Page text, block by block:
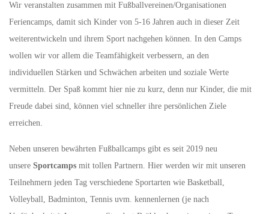
Wir veranstalten zusammen mit Fußballvereinen/Organisationen
Feriencamps, damit sich Kinder von 5-16 Jahren auch in dieser Zeit
weiterentwickeln und ihrem Sport nachgehen können. In den Camps
wollen wir vor allem die Teamfähigkeit verbessern, an den
individuellen Stärken und Schwächen arbeiten und soziale Werte
vermitteln. Der Spaß kommt hier nie zu kurz, denn nur Kinder, die mit
Freude dabei sind, können viel schneller ihre persönlichen Ziele
erreichen.
Neben unseren bewährten Fußballcamps gibt es seit 2019 neu
unsere Sportcamps mit tollen Partnern. Hier werden wir mit unseren
Teilnehmern jeden Tag verschiedene Sportarten wie Basketball,
Volleyball, Badminton, Tennis uvm. kennenlernen (je nach